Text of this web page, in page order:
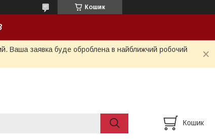
Кошик
Ваша заявка буде оброблена в найближчий робочий
Кошик